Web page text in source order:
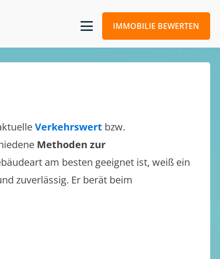
IMMOBILIE BEWERTEN
Verkehrswert bzw.
Methoden zur
am besten geeignet ist, weiß ein
zuverlässig. Er berät beim